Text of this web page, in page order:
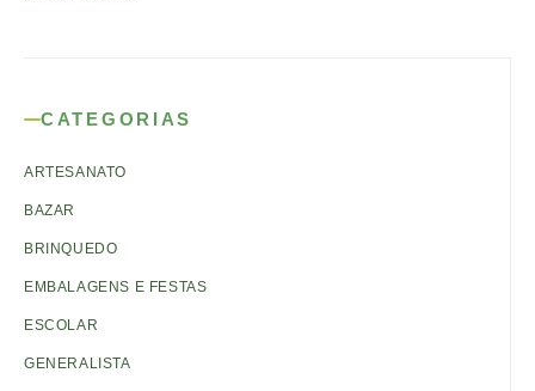
CATEGORIAS
ARTESANATO
BAZAR
BRINQUEDO
EMBALAGENS E FESTAS
ESCOLAR
GENERALISTA